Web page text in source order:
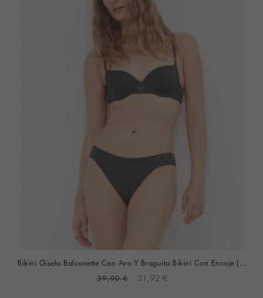
Bikini Gisela Balconette Con Aro Y Braguita Bikini Con Encaje (Negro)
39,90 € 31,92 €